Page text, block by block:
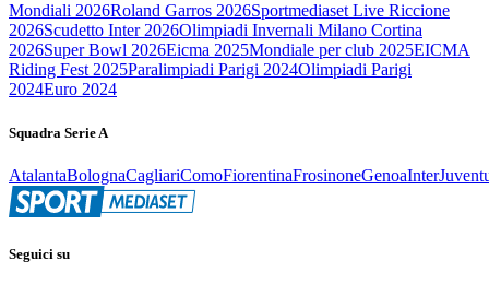
Mondiali 2026Roland Garros 2026Sportmediaset Live Riccione
2026Scudetto Inter 2026Olimpiadi Invernali Milano Cortina
2026Super Bowl 2026Eicma 2025Mondiale per club 2025EICMA
Riding Fest 2025Paralimpiadi Parigi 2024Olimpiadi Parigi
2024Euro 2024
Squadra Serie A
AtalantaBolognaCagliariComoFiorentinaFrosinoneGenoaInter
Seguici su